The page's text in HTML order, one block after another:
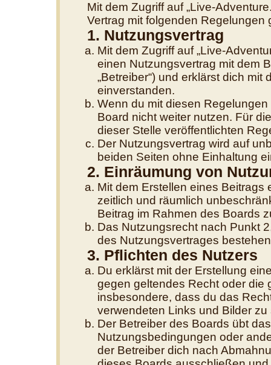
Mit dem Zugriff auf „Live-
Vertrag mit folgenden Regelungen
1. Nutzungsvertrag
Mit dem Zugriff auf „Live-
einen Nutzungsvertrag mit dem
„Betreiber“) und erklärst dich
einverstanden.
Wenn du mit diesen
Board nicht weiter nutzen. Für
dieser Stelle veröffentlichten
Der Nutzungsvertrag wird auf
beiden Seiten ohne Einhaltung
2. Einräumung von
Mit dem Erstellen eines Beitrags
zeitlich und räumlich
Beitrag im Rahmen des Boards
Das Nutzungsrecht nach Punkt
des Nutzungsvertrages
3. Pflichten des Nutzers
Du erklärst mit der Erstellung
gegen geltendes Recht oder die
insbesondere, dass du das
verwendeten Links und Bilder
Der Betreiber des Boards übt
Nutzungsbedingungen oder
der Betreiber dich nach